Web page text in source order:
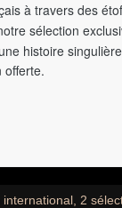
à travers des
sélection
histoire
offerte.
2